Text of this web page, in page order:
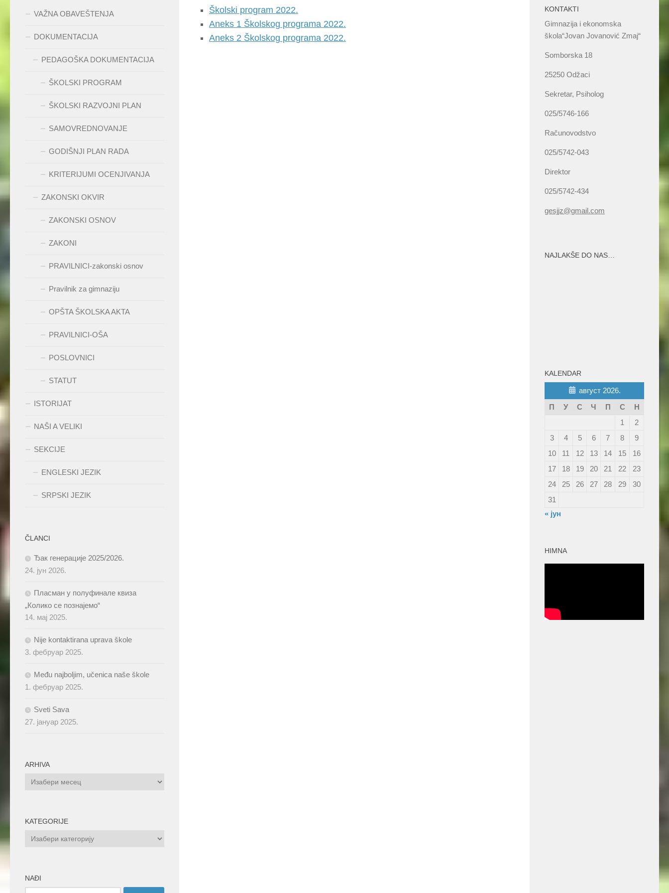
Školski program 2022.
Aneks 1 Školskog programa 2022.
Aneks 2 Školskog programa 2022.
VAŽNA OBAVEŠTENJA
DOKUMENTACIJA
PEDAGOŠKA DOKUMENTACIJA
ŠKOLSKI PROGRAM
ŠKOLSKI RAZVOJNI PLAN
SAMOVREDNOVANJE
GODIŠNJI PLAN RADA
KRITERIJUMI OCENJIVANJA
ZAKONSKI OKVIR
ZAKONSKI OSNOV
ZAKONI
PRAVILNICI-zakonski osnov
Pravilnik za gimnaziju
OPŠTA ŠKOLSKA AKTA
PRAVILNICI-OŠA
POSLOVNICI
STATUT
ISTORIJAT
NAŠI A VELIKI
SEKCIJE
ENGLESKI JEZIK
SRPSKI JEZIK
ČLANCI
Ђак генерације 2025/2026.
24. јун 2026.
Пласман у полуфинале квиза
„Колико се познајемо“
14. мај 2025.
Nije kontaktirana uprava škole
3. фебруар 2025.
Među najboljim, učenica naše škole
1. фебруар 2025.
Sveti Sava
27. јануар 2025.
ARHIVA
ARHIVA
KATEGORIJE
KATEGORIJE
NAĐI
KONTAKTI
Gimnazija i ekonomska
škola“Jovan Jovanović Zmaj“
Somborska 18
25250 Odžaci
Sekretar, Psiholog
025/5746-166
Računovodstvo
025/5742-043
Direktor
025/5742-434
gesjjz@gmail.com
NAJLAKŠE DO NAS…
KALENDAR
август 2026.
П
У С Ч П С
Н
1
2
3
4 5 6 7 8
9
10
11 12 13 14 15
16
17
18 19 20 21 22
23
24
25 26 27 28 29
30
31
« јун
HIMNA